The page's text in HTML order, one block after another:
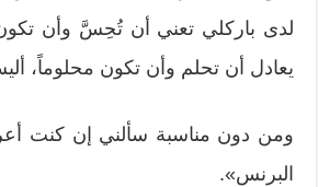
لدى باركلي تعني أن تُحِسَّ وأن
يعادل أن تحلم وأن تكون محلوماً،
ومن دون مناسبة سألني إن كنت
البرنس».